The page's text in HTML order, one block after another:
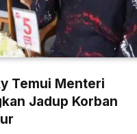
Temui Menteri
Jadup Korban